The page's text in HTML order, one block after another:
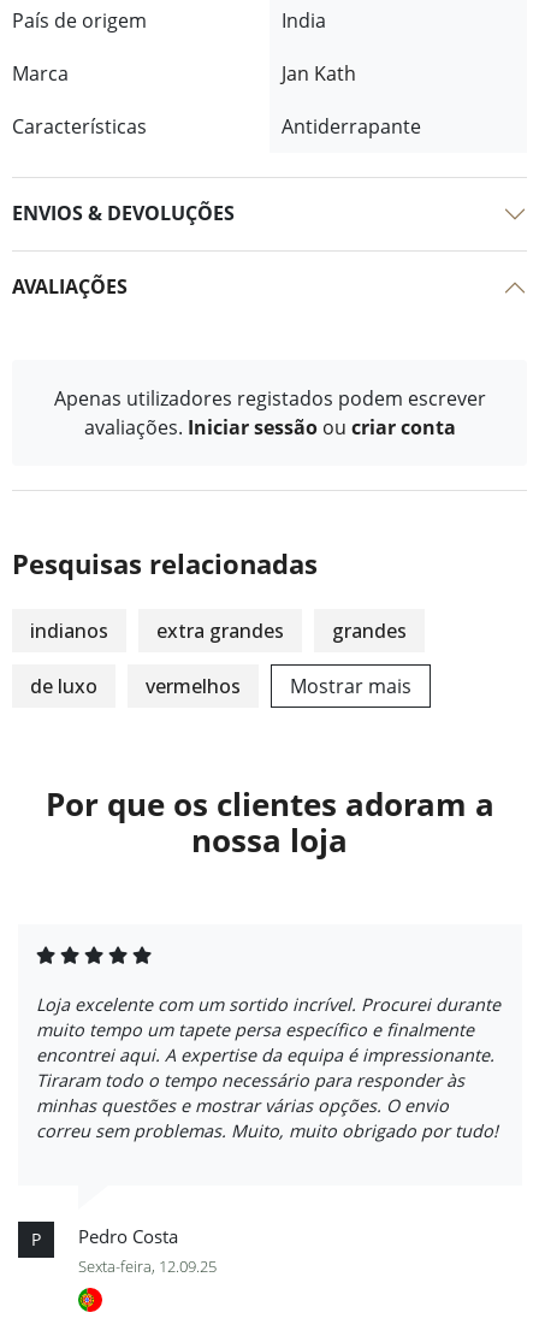
País de origem
India
Marca
Jan Kath
Características
Antiderrapante
ENVIOS & DEVOLUÇÕES
AVALIAÇÕES
Apenas utilizadores registados podem escrever
avaliações. Iniciar sessão ou criar conta
Pesquisas relacionadas
indianos extra grandes grandes
de luxo vermelhos Mostrar mais
Por que os clientes adoram a
nossa loja
Loja excelente com um sortido incrível. Procurei durante
muito tempo um tapete persa específico e finalmente
encontrei aqui. A expertise da equipa é impressionante.
Tiraram todo o tempo necessário para responder às
minhas questões e mostrar várias opções. O envio
correu sem problemas. Muito, muito obrigado por tudo!
P Pedro Costa
Sexta-feira, 12.09.25